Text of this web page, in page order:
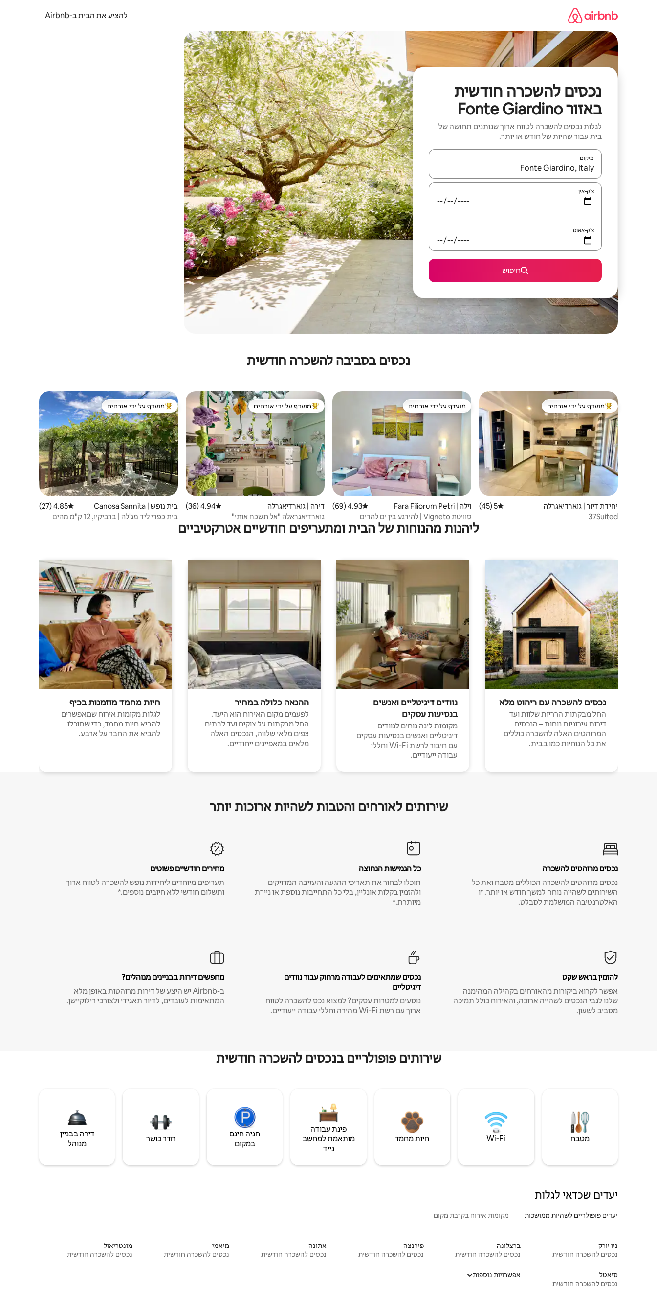
להציע את הבית ב-Airbnb
נכסים להשכרה חודשית
באזור Fonte Giardino
לגלות נכסים להשכרה לטווח ארוך שנותנים תחושה של
בית עבור שהיות של חודש או יותר.
מיקום
כאשר התוצאות יהיו זמינות, יש לנווט עם מקשי החיצים למעלה ולמטה או לעיין בעזרת תנועות מגע או החלקה.
צ'ק-אין
צ'ק-אאוט
חיפוש
נכסים בסביבה להשכרה חודשית
מוביל בקרב נכסים מועדפים על ידי אורחים
מועדף על ידי אורחים
יחידת דיור | גוארדיאגרלה דירוג ממוצע של 5 מתוך 5, 45 ביקורות
5 (45)
37Suited
מועדף על ידי אורחים
מועדף על ידי אורחים
וילה | Fara Filiorum Petri דירוג ממוצע של 4.93 מתוך 5, 69 ביקורות
4.93 (69)
סוויטת Vigneto | להירגע בין ים להרים
מוביל בקרב נכסים מועדפים על ידי אורחים
מועדף על ידי אורחים
דירה | גוארדיאגרלה דירוג ממוצע של 4.94 מתוך 5, 36 ביקורות
4.94 (36)
גוארדיאגראלה "אל תשכח אותי"
מוביל בקרב נכסים מועדפים על ידי אורחים
מועדף על ידי אורחים
בית נופש | Canosa Sannita דירוג ממוצע של 4.85 מתוך 5, 27 ביקורות
4.85 (27)
בית כפרי ליד מג'לה | ברביקיו, 12 ק"מ מהים
ליהנות מהנוחות של הבית ומתעריפים חודשיים אטרקטיביים
נכסים להשכרה עם ריהוט מלא
החל מבקתות הרריות שלוות ועד
דירות עירוניות נוחות – הנכסים
המרוהטים האלה להשכרה כוללים
את כל הנוחיות כמו בבית.
נוודים דיגיטליים ואנשים
בנסיעות עסקים
מקומות לינה נוחים לנוודים
דיגיטליים ואנשים בנסיעות עסקים
עם חיבור לרשת Wi-Fi וחללי
עבודה ייעודיים.
ההנאה כלולה במחיר
לפעמים מקום האירוח הוא היעד.
החל מבקתות על צוקים ועד לבתים
צפים מלאי שלווה, הנכסים האלה
מלאים במאפיינים ייחודיים.
חיות מחמד מוזמנות בכיף
לגלות מקומות אירוח שמאפשרים
להביא חיות מחמד, כדי שתוכלו
להביא את החבר על ארבע.
שירותים לאורחים והטבות לשהיות ארוכות יותר
נכסים מרוהטים להשכרה
נכסים מרוהטים להשכרה הכוללים מטבח ואת כל
השירותים לשהייה נוחה למשך חודש או יותר. זו
האלטרנטיבה המושלמת לסבלט.
כל הגמישות הנחוצה
תוכלו לבחור את תאריכי ההגעה והעזיבה המדויקים
ולהזמין בקלות אונליין, בלי כל התחייבות נוספת או ניירת
מיותרת.*
מחירים חודשיים פשוטים
תעריפים מיוחדים ליחידות נופש להשכרה לטווח ארוך
ותשלום חודשי ללא חיובים נוספים.*
להזמין בראש שקט
אפשר לקרוא ביקורות מהאורחים בקהילה המהימנה
שלנו לגבי הנכסים לשהייה ארוכה, והאירוח כולל תמיכה
מסביב לשעון.
נכסים שמתאימים לעבודה מרחוק עבור נוודים
דיגיטליים
נוסעים למטרות עסקים? למצוא נכס להשכרה לטווח
ארוך עם רשת Wi-Fi מהירה וחללי עבודה ייעודיים.
מחפשים דירות בבניינים מנוהלים?
ב-Airbnb יש היצע של דירות מרוהטות באופן מלא
המתאימות לעובדים, לדיור תאגידי ולצורכי רילוקיישן.
שירותים פופולריים בנכסים להשכרה חודשית
מטבח Wi‑Fi חיות מחמד
פינת עבודה
מותאמת למחשב
נייד
חניה חינם
במקום
חדר כושר
דירה בבניין
מנוהל
יעדים שכדאי לגלות
יעדים פופולריים לשהיות ממושכות מקומות אירוח בקרבת מקום
ניו יורק
נכסים להשכרה חודשית
ברצלונה
נכסים להשכרה חודשית
פירנצה
נכסים להשכרה חודשית
אתונה
נכסים להשכרה חודשית
מיאמי
נכסים להשכרה חודשית
מונטריאול
נכסים להשכרה חודשית
סיאטל
נכסים להשכרה חודשית
אפשרויות נוספות